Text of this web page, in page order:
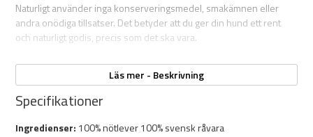
Naturligt använder inga konserveringsmedel, smakämnen eller
andra onödiga tillsatser. Det betyder att du ger din hund ett rent
och naturligt godis, precis som det ska vara.
Egenskaper:
Nötlever
Läs mer - Beskrivning
Specifikationer
Ingredienser: 100% nötlever 100% svensk råvara